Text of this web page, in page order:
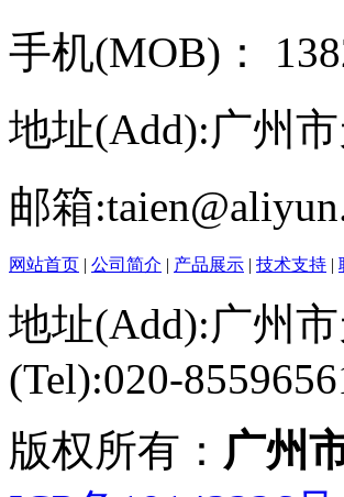
手机(MOB)：
地址(Add):广州
邮箱
网站首页 | 公司简介 | 产品展示 | 技术支持 |
地址(Add):广州
(Tel):020-
版权所有： 广州